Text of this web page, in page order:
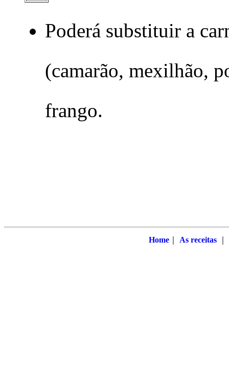
Poderá substituir a
(camarão, mexilhão,
frango.
Home｜ As receitas